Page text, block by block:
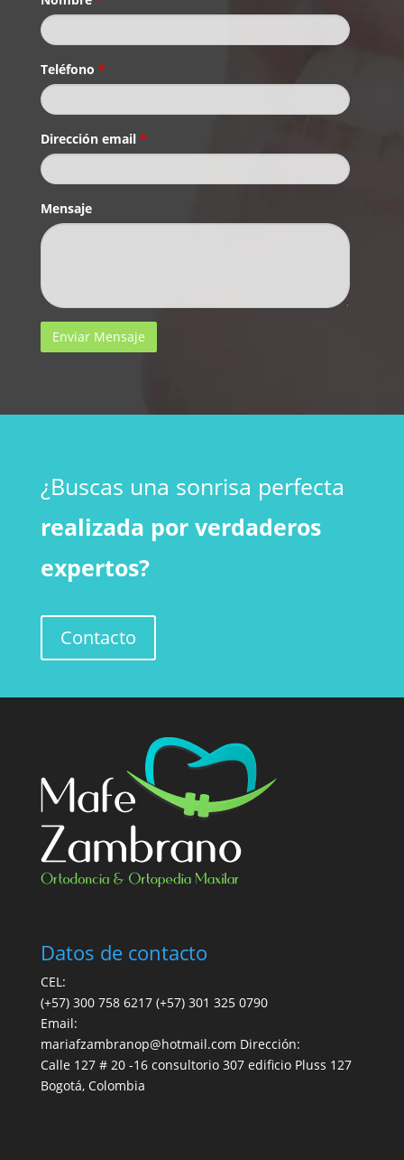
Teléfono *
Dirección email *
Mensaje
¿Buscas una sonrisa perfecta
realizada por verdaderos
expertos?
Contacto
Datos de contacto
CEL:
(+57) 300 758 6217 (+57) 301 325 0790
Email:
mariafzambranop@hotmail.com Dirección:
Calle 127 # 20 -16 consultorio 307 edificio Pluss 127
Bogotá, Colombia